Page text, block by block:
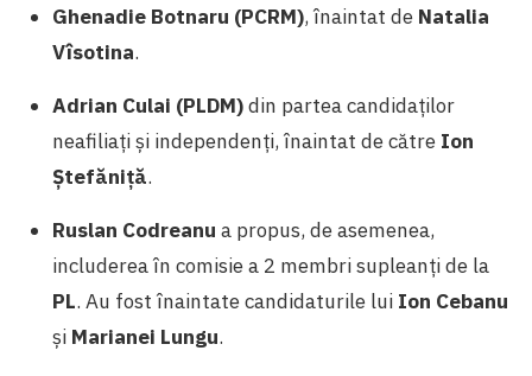
Ghenadie Botnaru (PCRM), înaintat de Natalia
Vîsotina.
Adrian Culai (PLDM)din partea candidaților
neafiliați și independenți, înaintat de către Ion
Ștefăniță.
Ruslan Codreanu a propus, de asemenea,
includerea în comisie a 2 membri supleanți de la
PL. Au fost înaintate candidaturile lui Ion Cebanu
și Marianei Lungu.